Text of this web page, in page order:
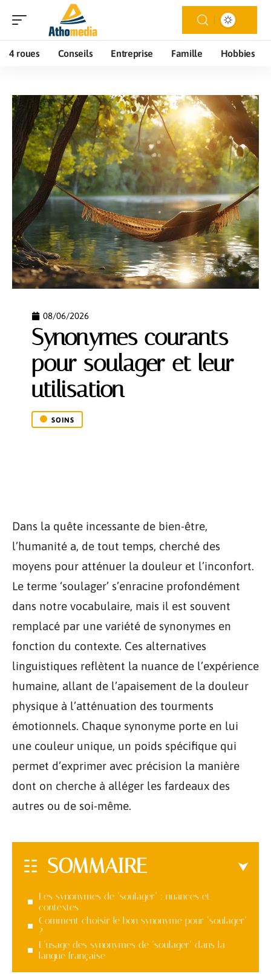
4 roues Conseils Entreprise Famille Hobbies
08/06/2026
Synonymes courants
pour soulager et leur
utilisation
SOINS
Dans la quête incessante de bien-être,
l’humanité a, de tout temps, cherché des
moyens pour atténuer la douleur et l’inconfort.
Le terme ‘soulager’ s’enracine profondément
dans notre vocabulaire, mais il est souvent
remplacé par une variété de synonymes en
fonction du contexte. Ces alternatives
linguistiques reflètent la nuance de l’expérience
humaine, allant de l’apaisement de la douleur
physique à l’atténuation des tourments
émotionnels. Chaque synonyme porte en lui
une couleur unique, un poids spécifique qui
permet d’exprimer avec précision la manière
dont on cherche à alléger les fardeaux des
autres ou de soi-même.
SOMMAIRE
Les synonymes de ‘soulager’ : nuances et
contextes
Comment choisir le bon synonyme pour ‘soulager’
?
L’usage des synonymes de ‘soulager’ dans la
langue française